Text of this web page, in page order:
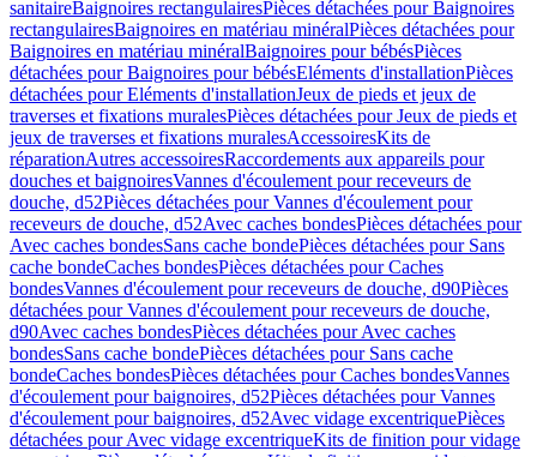
sanitaireBaignoires rectangulairesPièces détachées pour Baignoires
rectangulairesBaignoires en matériau minéralPièces détachées pour
Baignoires en matériau minéralBaignoires pour bébésPièces
détachées pour Baignoires pour bébésEléments d'installationPièces
détachées pour Eléments d'installationJeux de pieds et jeux de
traverses et fixations muralesPièces détachées pour Jeux de pieds et
jeux de traverses et fixations muralesAccessoiresKits de
réparationAutres accessoiresRaccordements aux appareils pour
douches et baignoiresVannes d'écoulement pour receveurs de
douche, d52Pièces détachées pour Vannes d'écoulement pour
receveurs de douche, d52Avec caches bondesPièces détachées pour
Avec caches bondesSans cache bondePièces détachées pour Sans
cache bondeCaches bondesPièces détachées pour Caches
bondesVannes d'écoulement pour receveurs de douche, d90Pièces
détachées pour Vannes d'écoulement pour receveurs de douche,
d90Avec caches bondesPièces détachées pour Avec caches
bondesSans cache bondePièces détachées pour Sans cache
bondeCaches bondesPièces détachées pour Caches bondesVannes
d'écoulement pour baignoires, d52Pièces détachées pour Vannes
d'écoulement pour baignoires, d52Avec vidage excentriquePièces
détachées pour Avec vidage excentriqueKits de finition pour vidage